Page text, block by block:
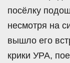
посёлку
несмотря на
вышло его
крики УРА,